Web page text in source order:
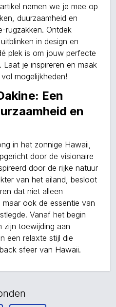
nemen we je mee op
duurzaamheid en
rugzakken. Ontdek
in design en
plek is om jouw perfecte
je inspireren en maak
mogelijkheden!
Een
en
in het zonnige Hawaii,
door de visionaire
door de rijke natuur
van het eiland, besloot
dat niet alleen
ook de essentie van
Vanaf het begin
zijn toewijding aan
een relaxte stijl die
sfeer van Hawaii.